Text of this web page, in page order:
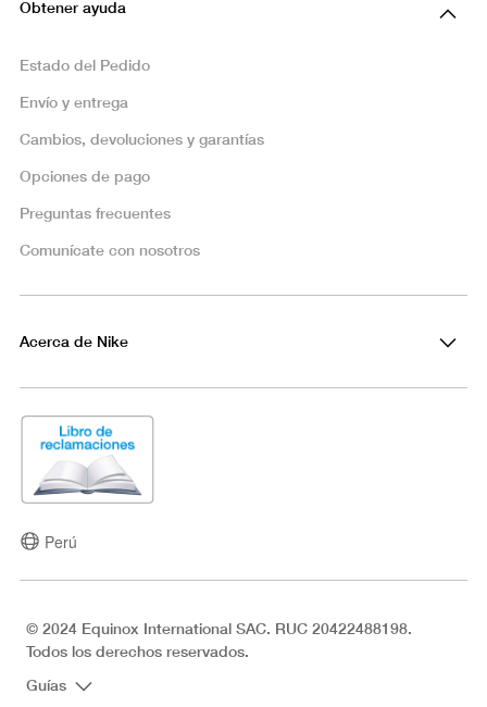
Obtener ayuda
Estado del Pedido
Envío y entrega
Cambios, devoluciones y garantías
Opciones de pago
Preguntas frecuentes
Comunícate con nosotros
Acerca de Nike
Perú
© 2024 Equinox International SAC. RUC 20422488198.
Todos los derechos reservados.
Guías